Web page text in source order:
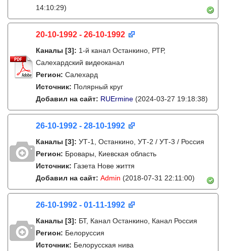
14:10:29)
20-10-1992 - 26-10-1992
Каналы [3]: 1-й канал Останкино, РТР,
Салехардский видеоканал
Регион: Салехард
Источник: Полярный круг
Добавил на сайт: RUErmine (2024-03-27 19:18:38)
26-10-1992 - 28-10-1992
Каналы [3]: УТ-1, Останкино, УТ-2 / УТ-3 / Россия
Регион: Бровары, Киевская область
Источник: Газета Нове життя
Добавил на сайт: Admin (2018-07-31 22:11:00)
26-10-1992 - 01-11-1992
Каналы [3]: БТ, Канал Останкино, Канал Россия
Регион: Белоруссия
Источник: Белорусская нива